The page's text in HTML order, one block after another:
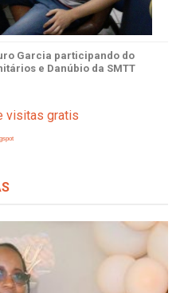
Garcia participando do
e Danúbio da SMTT